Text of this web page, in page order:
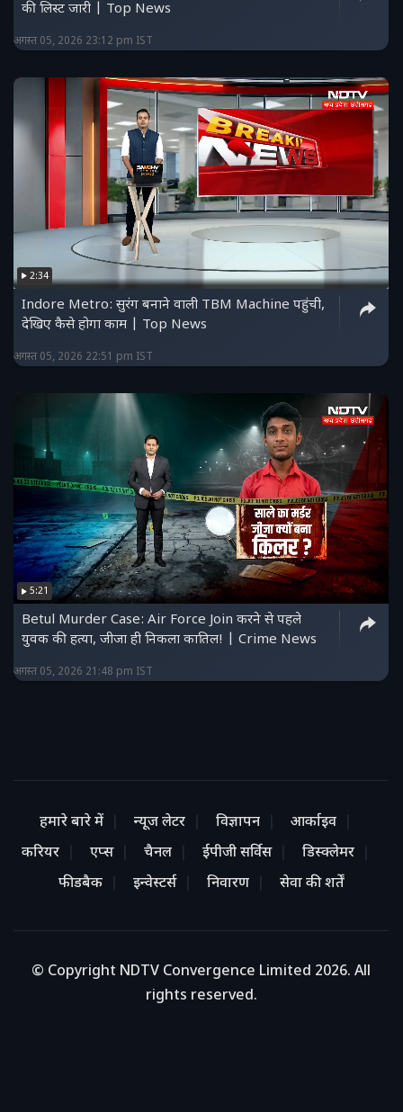
की लिस्ट जारी | Top News
अगस्त 05, 2026 23:12 pm IST
2:34
Indore Metro: सुरंग बनाने वाली TBM Machine पहुंची,
देखिए कैसे होगा काम | Top News
अगस्त 05, 2026 22:51 pm IST
5:21
Betul Murder Case: Air Force Join करने से पहले
युवक की हत्या, जीजा ही निकला कातिल! | Crime News
अगस्त 05, 2026 21:48 pm IST
हमारे बारे में न्यूज लेटर विज्ञापन
आर्काइव
करियर
एप्स चैनल ईपीजी सर्विस
डिस्क्लेमर
फीडबैक
इन्वेस्टर्स निवारण सेवा की शर्तें
© Copyright NDTV Convergence Limited 2026. All
rights reserved.